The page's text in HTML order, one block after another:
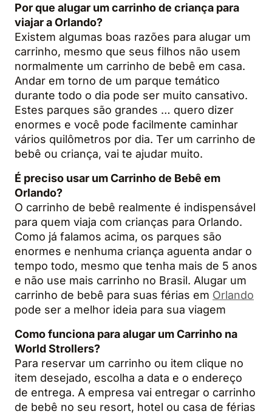
Por que alugar um carrinho de criança para
viajar a Orlando?
Existem algumas boas razões para alugar um
carrinho, mesmo que seus filhos não usem
normalmente um carrinho de bebê em casa.
Andar em torno de um parque temático
durante todo o dia pode ser muito cansativo.
Estes parques são grandes … quero dizer
enormes e você pode facilmente caminhar
vários quilômetros por dia. Ter um carrinho de
bebê ou criança, vai te ajudar muito.
É preciso usar um Carrinho de Bebê em
Orlando?
O carrinho de bebê realmente é indispensável
para quem viaja com crianças para Orlando.
Como já falamos acima, os parques são
enormes e nenhuma criança aguenta andar o
tempo todo, mesmo que tenha mais de 5 anos
e não use mais carrinho no Brasil. Alugar um
carrinho de bebê para suas férias em Orlando
pode ser a melhor ideia para sua viagem
Como funciona para alugar um Carrinho na
World Strollers?
Para reservar um carrinho ou item clique no
item desejado, escolha a data e o endereço
de entrega. A empresa vai entregar o carrinho
de bebê no seu resort, hotel ou casa de férias